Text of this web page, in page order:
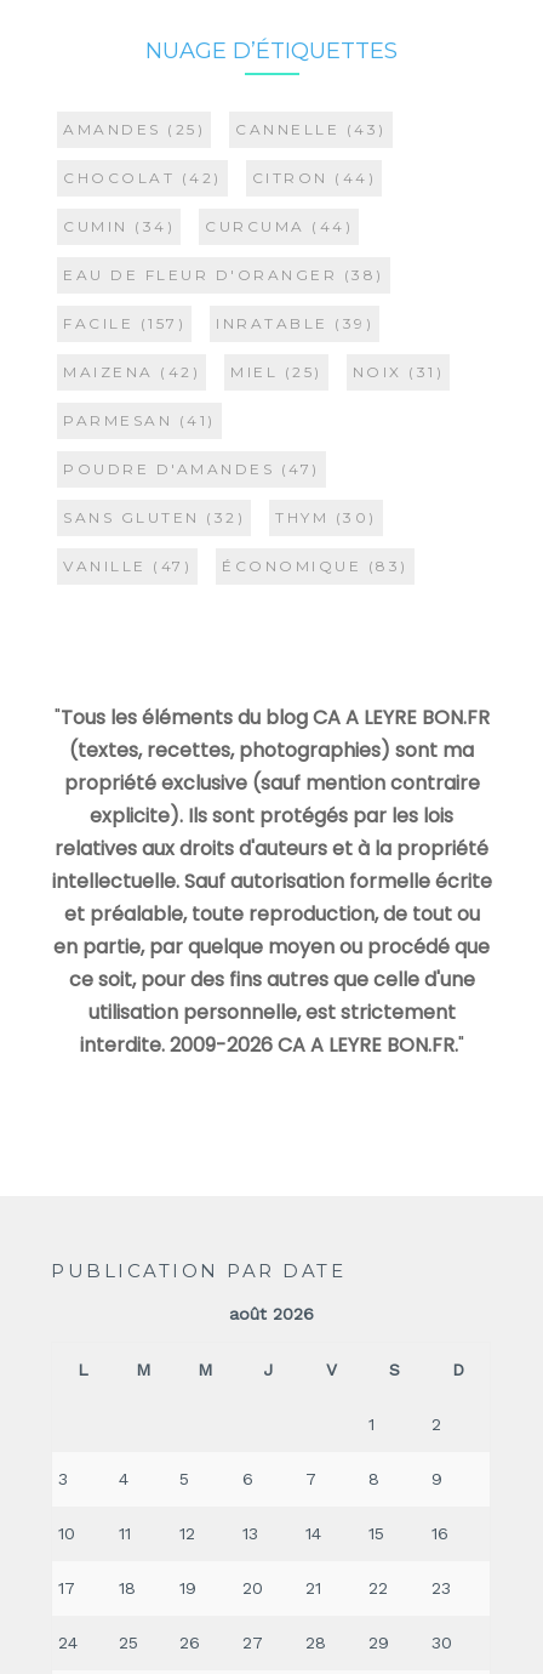
NUAGE D’ÉTIQUETTES
AMANDES (25) CANNELLE (43)
CHOCOLAT (42) CITRON (44)
CUMIN (34) CURCUMA (44)
EAU DE FLEUR D'ORANGER (38)
FACILE (157) INRATABLE (39)
MAIZENA (42) MIEL (25) NOIX (31)
PARMESAN (41)
POUDRE D'AMANDES (47)
SANS GLUTEN (32) THYM (30)
VANILLE (47) ÉCONOMIQUE (83)
"Tous les éléments du blog CA A LEYRE BON.FR
(textes, recettes, photographies) sont ma
propriété exclusive (sauf mention contraire
explicite). Ils sont protégés par les lois
relatives aux droits d'auteurs et à la propriété
intellectuelle. Sauf autorisation formelle écrite
et préalable, toute reproduction, de tout ou
en partie, par quelque moyen ou procédé que
ce soit, pour des fins autres que celle d'une
utilisation personnelle, est strictement
interdite. 2009-2026 CA A LEYRE BON.FR."
PUBLICATION PAR DATE
août 2026
L M M J V S D
1 2
3 4 5 6 7 8 9
10 11 12 13 14 15 16
17 18 19 20 21 22 23
24 25 26 27 28 29 30